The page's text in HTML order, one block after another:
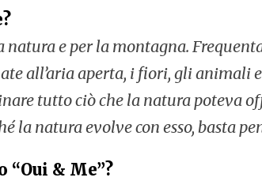
natura e per la montagna.
all’aria aperta, i fiori, gli animali
tutto ciò che la natura poteva
la natura evolve con esso, basta
& Me”?